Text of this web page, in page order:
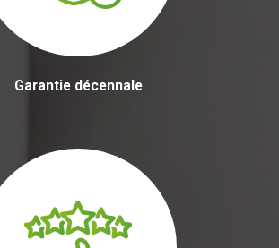
Garantie décennale